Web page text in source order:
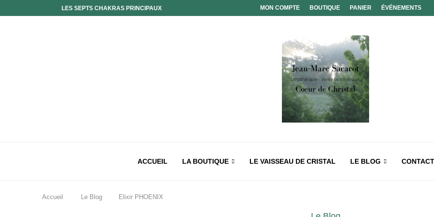
LES SEPTS CHAKRAS PRINCIPAUX MON COMPTE BOUTIQUE PANIER ÉVÉNEMENTS
ACCUEIL LA BOUTIQUE LE VAISSEAU DE CRISTAL LE BLOG CONTACT
Accueil Le Blog Elixir PHOENIX